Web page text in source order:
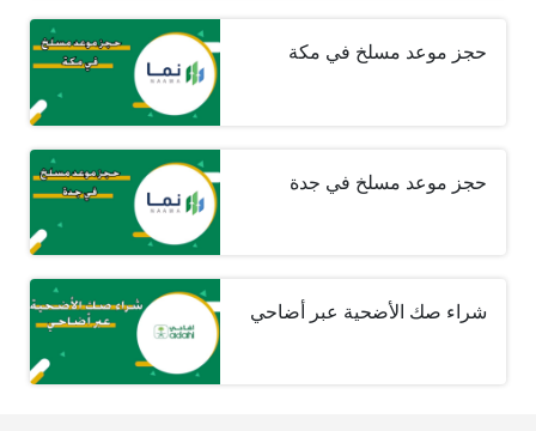
حجز موعد مسلخ في مكة
حجز موعد مسلخ في جدة
شراء صك الأضحية عبر أضاحي